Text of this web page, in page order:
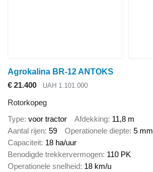
Agrokalina BR-12 ANTOKS
€ 21.400
UAH 1.101.000
Rotorkopeg
Type voor tractor Afdekking 11,8 m
Aantal rijen 59 Operationele diepte 5 mm
Capaciteit 18 ha/uur
Benodigde trekkervermogen 110 PK
Operationele snelheid 18 km/u